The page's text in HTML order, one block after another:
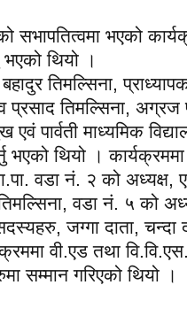
सभापतित्वमा भएको
भएको थियो ।
बहादुर तिमल्सिना,
प्रसाद तिमल्सिना,
माध्यमिक
भएको थियो ।
वडा नं. २ को अध्यक्ष,
वडा नं. ५ को
जग्गा दाता,
वी.एड तथा वि.वि.एस.
सम्मान गरिएको थियो ।